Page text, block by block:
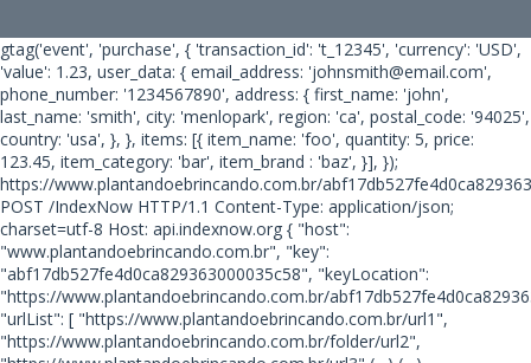
gtag('event', 'purchase', { 'transaction_id': 't_12345', 'currency': 'USD',
'value': 1.23, user_data: { email_address: 'johnsmith@email.com',
phone_number: '1234567890', address: { first_name: 'john',
last_name: 'smith', city: 'menlopark', region: 'ca', postal_code: '94025',
country: 'usa', }, }, items: [{ item_name: 'foo', quantity: 5, price:
123.45, item_category: 'bar', item_brand : 'baz', }], });
https://www.plantandoebrincando.com.br/
POST /IndexNow HTTP/1.1 Content-Type: application/json;
charset=utf-8 Host: api.indexnow.org { "host":
"www.plantandoebrincando.com.br", "key":
"abf17db527fe4d0ca829363000035c58", "keyLocation":
"https://www.plantandoebrincando.com.br/
"urlList": [ "https://www.plantandoebrincando.com.br/url1",
"https://www.plantandoebrincando.com.br/folder/url2",